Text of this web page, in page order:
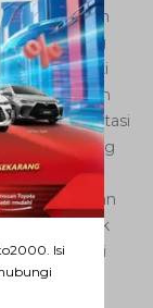
kemungkinan
stop yang
lebih pasti
lihat apakah
mengatasi
sekring
Modif dan
berdampak
mengganti
tidak
Isi